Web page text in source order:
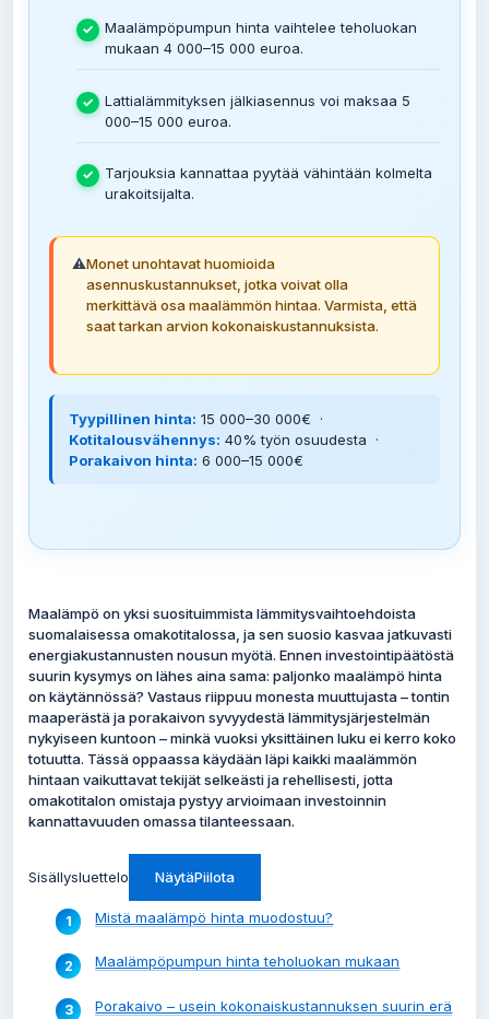
Maalämpöpumpun hinta vaihtelee teholuokan
mukaan 4 000–15 000 euroa.
Lattialämmityksen jälkiasennus voi maksaa 5
000–15 000 euroa.
Tarjouksia kannattaa pyytää vähintään kolmelta
urakoitsijalta.
⚠️Monet unohtavat huomioida
asennuskustannukset, jotka voivat olla
merkittävä osa maalämmön hintaa. Varmista, että
saat tarkan arvion kokonaiskustannuksista.
Tyypillinen hinta: 15 000–30 000€ ·
Kotitalousvähennys: 40% työn osuudesta ·
Porakaivon hinta: 6 000–15 000€
Maalämpö on yksi suosituimmista lämmitysvaihtoehdoista
suomalaisessa omakotitalossa, ja sen suosio kasvaa jatkuvasti
energiakustannusten nousun myötä. Ennen investointipäätöstä
suurin kysymys on lähes aina sama: paljonko maalämpö hinta
on käytännössä? Vastaus riippuu monesta muuttujasta – tontin
maaperästä ja porakaivon syvyydestä lämmitysjärjestelmän
nykyiseen kuntoon – minkä vuoksi yksittäinen luku ei kerro koko
totuutta. Tässä oppaassa käydään läpi kaikki maalämmön
hintaan vaikuttavat tekijät selkeästi ja rehellisesti, jotta
omakotitalon omistaja pystyy arvioimaan investoinnin
kannattavuuden omassa tilanteessaan.
Sisällysluettelo NäytäPiilota
Mistä maalämpö hinta muodostuu?
Maalämpöpumpun hinta teholuokan mukaan
Porakaivo – usein kokonaiskustannuksen suurin erä